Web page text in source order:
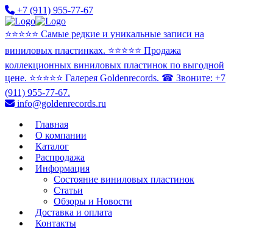
+7 (911) 955-77-67
⭐️⭐️⭐️⭐️⭐️ Самые редкие и уникальные записи на
виниловых пластинках. ⭐️⭐️⭐️⭐️⭐️ Продажа
коллекционных виниловых пластинок по выгодной
цене. ⭐️⭐️⭐️⭐️⭐️ Галерея Goldenrecords. ☎ Звоните: +7
(911) 955-77-67.
info@goldenrecords.ru
Главная
О компании
Каталог
Распродажа
Информация
Состояние виниловых пластинок
Статьи
Обзоры и Новости
Доставка и оплата
Контакты